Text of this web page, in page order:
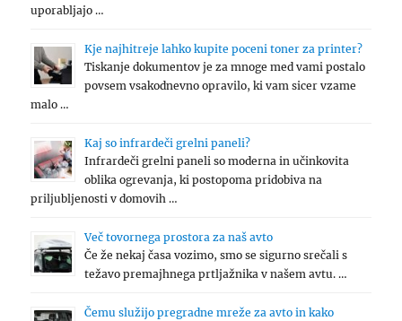
uporabljajo …
Kje najhitreje lahko kupite poceni toner za printer?
Tiskanje dokumentov je za mnoge med vami postalo
povsem vsakodnevno opravilo, ki vam sicer vzame
malo …
Kaj so infrardeči grelni paneli?
Infrardeči grelni paneli so moderna in učinkovita
oblika ogrevanja, ki postopoma pridobiva na
priljubljenosti v domovih …
Več tovornega prostora za naš avto
Če že nekaj časa vozimo, smo se sigurno srečali s
težavo premajhnega prtljažnika v našem avtu. …
Čemu služijo pregradne mreže za avto in kako